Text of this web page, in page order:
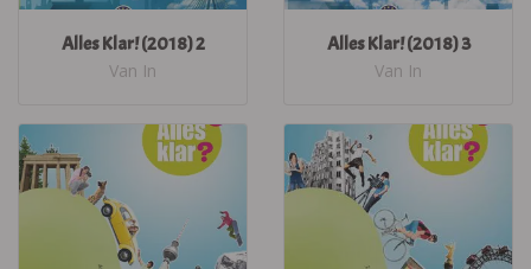
Alles Klar! (2018) 2
Van In
Alles Klar! (2018) 3
Van In